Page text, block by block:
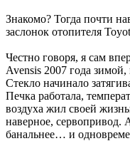
Знакомо? Тогда почти
заслонок отопителя
Честно говоря, я сам
Avensis 2007 года зимой,
Стекло начинало
Печка работала,
воздуха жил своей
наверное, сервопривод.
банальнее… и